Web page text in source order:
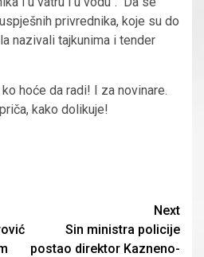
privrednika, koje su do
nazivali tajkunima i tender
hoće da radi! I za novinare.
kako dolikuje!
Next
Sin ministra policije
postao direktor Kazneno-